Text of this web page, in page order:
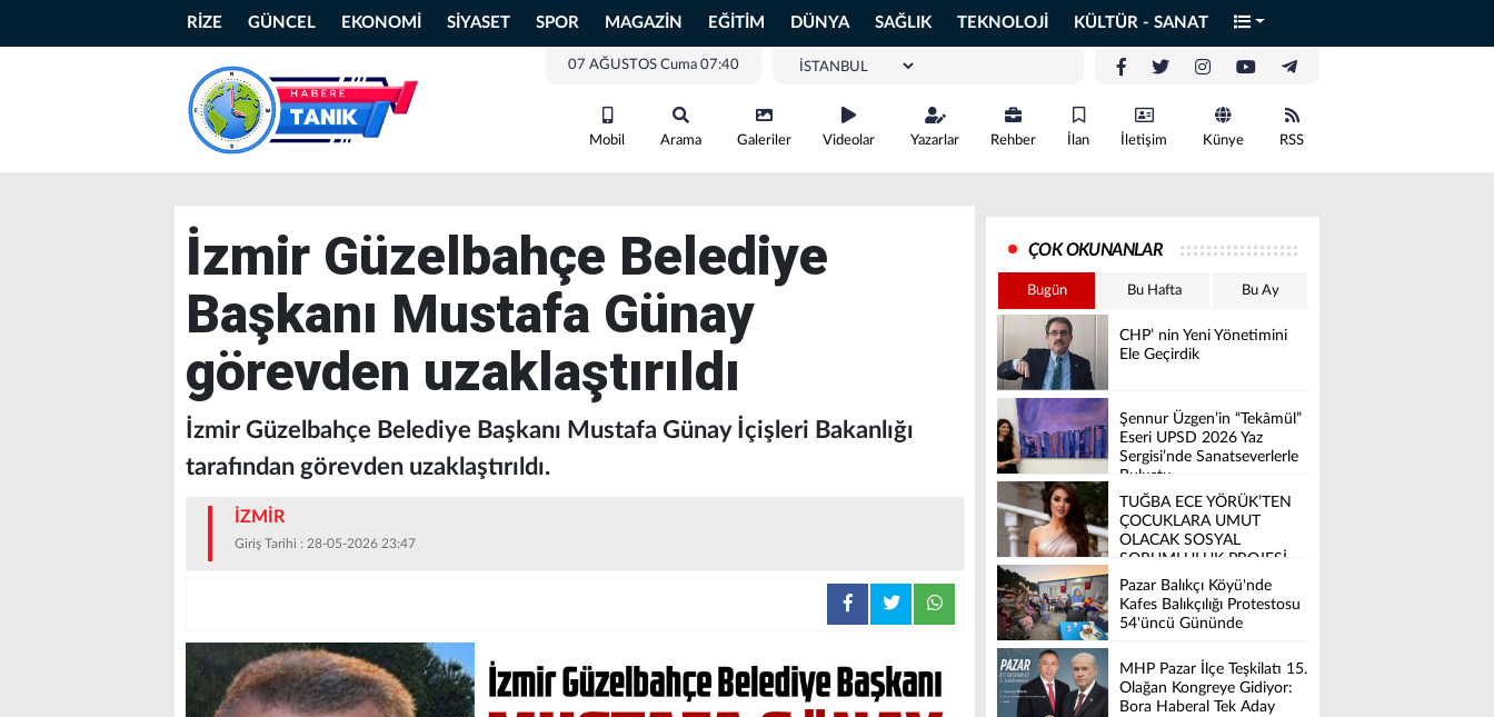
RİZE GÜNCEL EKONOMİ SİYASET SPOR MAGAZİN EĞİTİM DÜNYA SAĞLIK TEKNOLOJİ KÜLTÜR - SANAT
07 AĞUSTOS Cuma 07:40
Mobil Arama Galeriler Videolar Yazarlar Rehber İlan İletişim Künye RSS
İzmir Güzelbahçe Belediye
Başkanı Mustafa Günay
görevden uzaklaştırıldı
İzmir Güzelbahçe Belediye Başkanı Mustafa Günay İçişleri Bakanlığı
tarafından görevden uzaklaştırıldı.
İZMİR
Giriş Tarihi : 28-05-2026 23:47
ÇOK OKUNANLAR
Bugün Bu Hafta Bu Ay
CHP’ nin Yeni Yönetimini
Ele Geçirdik
Şennur Üzgen’in “Tekâmül”
Eseri UPSD 2026 Yaz
Sergisi’nde Sanatseverlerle
Buluştu
TUĞBA ECE YÖRÜK’TEN
ÇOCUKLARA UMUT
OLACAK SOSYAL
SORUMLULUK PROJESİ
Pazar Balıkçı Köyü'nde
Kafes Balıkçılığı Protestosu
54'üncü Gününde
MHP Pazar İlçe Teşkilatı 15.
Olağan Kongreye Gidiyor:
Bora Haberal Tek Aday